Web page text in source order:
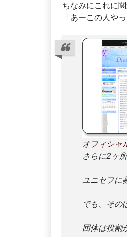
ちなみにこれに
「あーこの人や
オフィシャ
さらに2ヶ
ユニセフに
でも、その
団体は役割